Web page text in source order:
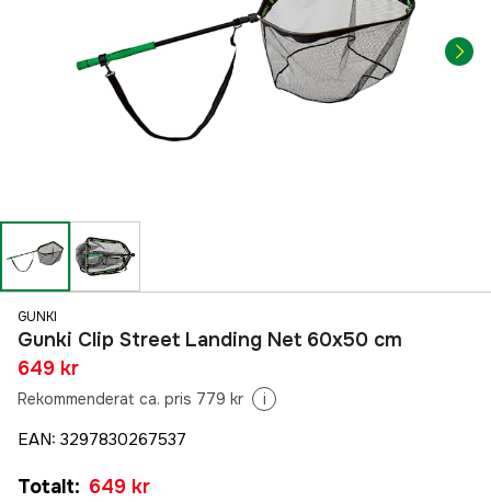
GUNKI
Gunki Clip Street Landing Net 60x50 cm
649 kr
Rekommenderat ca. pris 779 kr i
EAN: 3297830267537
Totalt: 649 kr